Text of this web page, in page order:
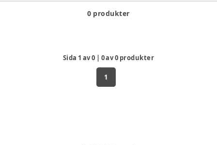
0 produkter
Sida 1 av0 | 0av0 produkter
1